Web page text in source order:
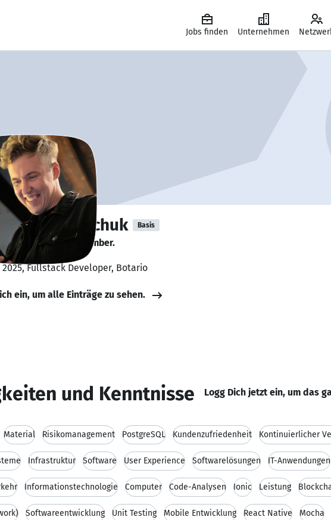
Jobs finden Unternehmen
Kazmerchuk Basis
for a new team member.
2025, Fullstack Developer, Botario
ein, um alle Einträge zu sehen.
und Kenntnisse Logg Dich jetzt ein, um das
Material Risikomanagement PostgreSQL Kundenzufriedenheit Kontinuierlicher
Infrastruktur Software User Experience Softwarelösungen IT-Anwendungen
Informationstechnologie Computer Code-Analysen Ionic Leistung
Softwareentwicklung Unit Testing Mobile Entwicklung React Native Mocha